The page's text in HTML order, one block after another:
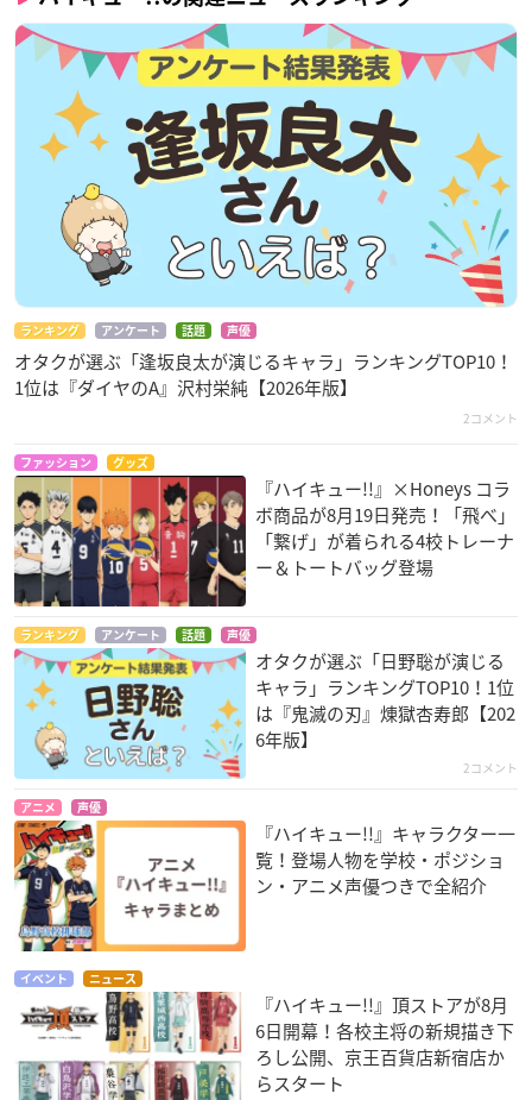
ランキング アンケート 話題 声優
オタクが選ぶ「逢坂良太が演じるキャラ」ランキングTOP10！
1位は『ダイヤのA』沢村栄純【2026年版】
2コメント
ファッション グッズ
『ハイキュー!!』×Honeys コラ
ボ商品が8月19日発売！「飛べ」
「繋げ」が着られる4校トレーナ
ー＆トートバッグ登場
ランキング アンケート 話題 声優
オタクが選ぶ「日野聡が演じる
キャラ」ランキングTOP10！1位
は『鬼滅の刃』煉󠄁獄杏寿郎【202
6年版】
2コメント
アニメ 声優
『ハイキュー!!』キャラクター一
覧！登場人物を学校・ポジショ
ン・アニメ声優つきで全紹介
イベント ニュース
『ハイキュー!!』頂ストアが8月
6日開幕！各校主将の新規描き下
ろし公開、京王百貨店新宿店か
らスタート